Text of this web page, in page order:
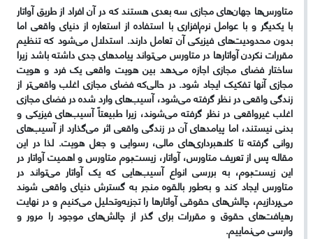
متاورس‌ها جهان‌های مجازی سه بعدی هستند که در آن افراد از طریق آواتار
با یکدیگر و با عوامل نرم‌افزاری با استفاده از استعاره از دنیای واقعی اما
بدون محدودیت‌های فیزیکی آن تعامل دارند. استدلال می‌شود که تنظیم
مقررات نکردن آواتارها در متاورس می‌تواند پیامدهای جدی داشته باشد زیرا
ساختار فضای مجازی اجازه می‌دهد بین هویت واقعی یک فرد و هویت
مجازی آنها تفکیک ایجاد شود. در حالی‌که فضای مجازی اغلب واقعی‌تر از
زندگی واقعی در نظر گرفته می‌شود، آسیب‌های وارد شده در فضای مجازی
اغلب غیرواقعی در نظر گرفته می‌شوند، زیرا طبیعتاً آسیب‌های فیزیکی و
بدنی نیستند، اما پیامدهای آن در زندگی واقعی اثر می‌گذارد از آسیب‌های
روانی گرفته تا کلاهبرداری‌های مالی، رسوایی و جعل هویت. لذا در این
مقاله پس از تعریف متاورس، آواتار، زیست‌بوم متاورس و اهمیت آواتار در
این زیست‌بوم، به بررسی انواع آسیب‌هایی که یک آواتار می‌تواند در
متاورس ایجاد کند و به‌طور بالقوه منجر به گسترش دنیای واقعی شوند
می‌پردازیم، چالش‌های حقوقی آواتارها را تجزیه‌و‌تحلیل می‌کنیم و در نهایت
رهیافت‌های حقوق و مقررات برای گذر از چالش‌های موجود را مرور و
وارسی می‌نماییم.